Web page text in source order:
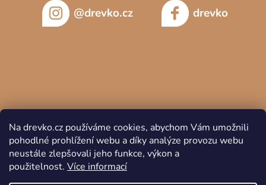
Na drevko.cz používáme cookies, abychom Vám umožnili
pohodlné prohlížení webu a díky analýze provozu webu
neustále zlepšovali jeho funkce, výkon a
použitelnost. Více informací
@drevko.cz drevko